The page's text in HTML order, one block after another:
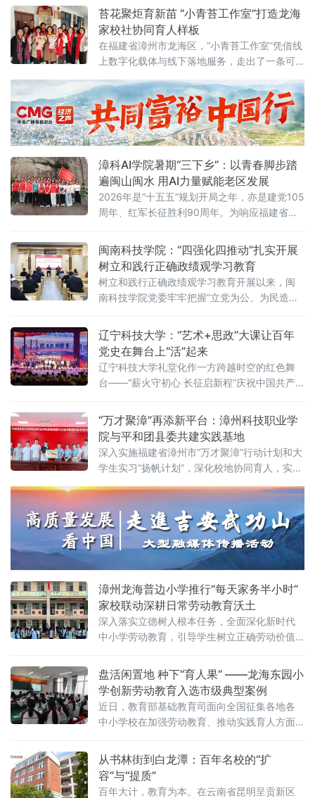
踏寻革命足迹、感悟苏区精神、锤炼国防素
养，深化青少年国防教育，开启了一场沉浸式
红色
苔花聚炬育新苗 “小青苔工作室”打造龙海
家校社协同育人样板
在福建省漳州市龙海区，“小青苔工作室”凭借线
上数字化载体与线下落地服务，走出了一条可
区域家庭教育与思政育人的亮眼品牌。工作室
以同名微信公众号为数字化育人主阵地，开设
道德与法治学科教研、家庭教育指导、教师成
长感悟等特色板块。自2024年11月起，固定每
上
漳科AI学院暑期“三下乡”：以青春脚步踏
遍闽山闽水 用AI力量赋能老区发展
2026年是“十五五”规划开局之年，亦是建党105
周年、红军长征胜利90周年。为响应福建省暑
组建实践团，奔赴漳州云霄、平和多地开展暑
期“三下乡”社会实践活动。学子们追寻红色足
迹、深耕基层服务、发挥专业优势、厚植家国
情怀，以青春实干践行使命担当，用AI科创力量
赋能基层发展。溯源红色根脉 励志前行传承革
闽南科技学院：“四强化四推动”扎实开展
树立和践行正确政绩观学习教育
树立和践行正确政绩观学习教育开展以来，闽
南科技学院党委牢牢把握“立党为公、为民造
一体推进，紧密结合学校实际，精心组织实
施，通过“四强化四推动”确保学习教育扎实有序
开展，以良好的学习教育成效凝聚干事创业合
力。
辽宁科技大学：“艺术+思政”大课让百年
党史在舞台上“活”起来
辽宁科技大学礼堂化作一方跨越时空的红色舞
台——“薪火守初心 长征启新程”庆祝中国共产
术与美育思政大课堂在此开讲。鞍山市委宣传
部、鞍山市教育局等领导嘉宾到场，与1200余
名大、中、小学生共同沉浸于这场别开生面的
思政课堂。校长胡军宣布开课，党委书记孟劲
松在课程尾声为全体学生留下“课后作业”。 据
介绍，这堂思
“万才聚漳”再添新平台：漳州科技职业学
院与平和团县委共建实践基地
深入实施福建省漳州市“万才聚漳”行动计划和大
学生实习“扬帆计划”，深化校地协同育人，实现
州科技职业学院数智商旅与交通学院、平和团
县委举行大学生志愿服务与社会实践基地签约
授牌仪式。平和团县委书记吴雅琼、平和县文
体旅局张福森出席活动。签约授牌仪式由平和
团县委办公室主任张强主持。双方围绕校地资
漳州龙海普边小学推行“每天家务半小时”
家校联动深耕日常劳动教育沃土
深入落实立德树人根本任务，全面深化新时代
中小学劳动教育，引导学生树立正确劳动价值
2025年9月起，福建省漳州市龙海区榜山镇普
边小学组织全体学生开展“每天家务半小时”常态
化家庭劳动实践活动，推动劳动教育向家庭延
伸、向日常扎根，持续夯实“五育并举”育人成
效。据普边小学校长周顺利介绍，活动开展以
盘活闲置地 种下“育人果” ——龙海东园小
学创新劳动教育入选市级典型案例
近日，教育部基础教育司面向全国征集各地各
中小学校在加强劳动教育、推动实践育人方面
——福建省漳州市龙海区东园镇东园小学劳动
教育创新育人典型案例》作为龙海区典型案例
的代表选送漳州市教育局参选。
从书林街到白龙潭：百年名校的“扩
容”与“提质”
百年大计，教育为本。在云南省昆明呈贡新区